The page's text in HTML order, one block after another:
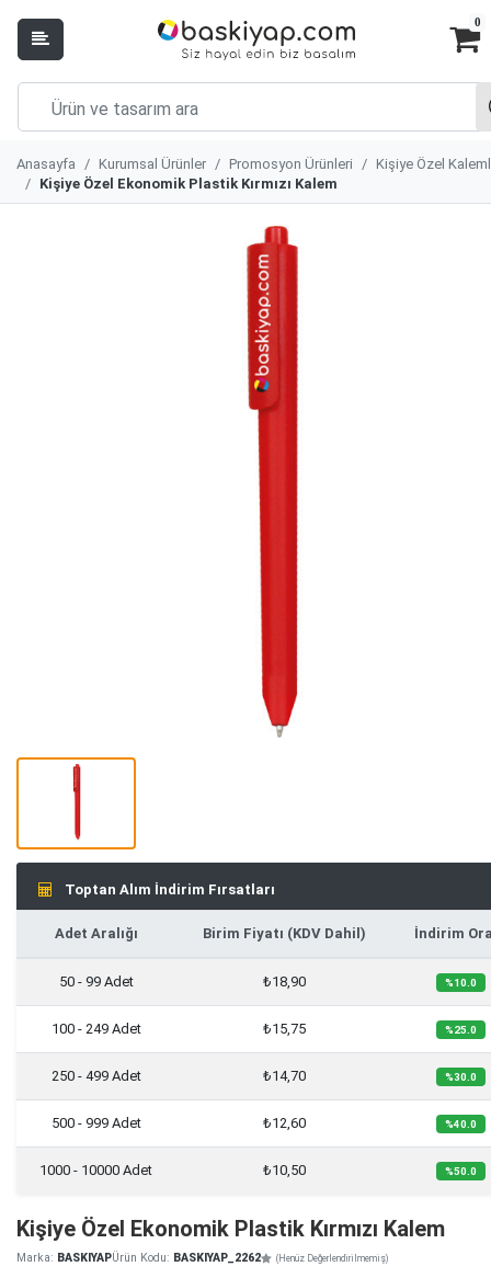
0
Anasayfa Kurumsal Ürünler Promosyon Ürünleri
Kişiye Özel
Kişiye Özel Ekonomik Plastik Kırmızı Kalem
Toptan Alım İndirim Fırsatları
Adet Aralığı Birim Fiyatı (KDV Dahil) İndirim
50 - 99 Adet ₺18,90 %10.0
100 - 249 Adet ₺15,75 %25.0
250 - 499 Adet ₺14,70 %30.0
500 - 999 Adet ₺12,60 %40.0
1000 - 10000 Adet ₺10,50 %50.0
Kişiye Özel Ekonomik Plastik Kırmızı Kalem
Marka: BASKIYAPÜrün Kodu: BASKIYAP_2262 (Henüz Değerlendirilmemiş)